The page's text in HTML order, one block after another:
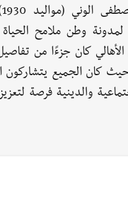
وطن ملامح الحياة
كان جزءًا من
كان الجميع يتشاركون
والدينية فرصة